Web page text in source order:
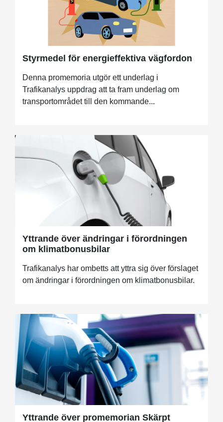
Styrmedel för energieffektiva vägfordon
Denna promemoria utgör ett underlag i
Trafikanalys uppdrag att ta fram underlag om
transportområdet till den kommande...
Yttrande över ändringar i förordningen
om klimatbonusbilar
Trafikanalys har ombetts att yttra sig över förslaget
om ändringar i förordningen om klimatbonusbilar.
Yttrande över promemorian Skärpt